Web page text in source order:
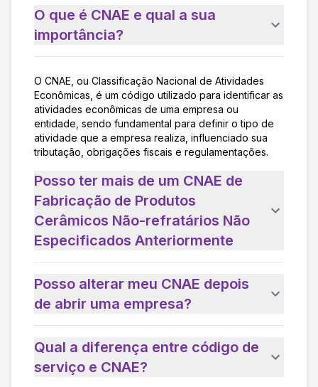
O que é CNAE e qual a sua
importância?
O CNAE, ou Classificação Nacional de Atividades
Econômicas, é um código utilizado para identificar as
atividades econômicas de uma empresa ou
entidade, sendo fundamental para definir o tipo de
atividade que a empresa realiza, influenciado sua
tributação, obrigações fiscais e regulamentações.
Posso ter mais de um CNAE de
Fabricação de Produtos
Cerâmicos Não-refratários Não
Especificados Anteriormente
Posso alterar meu CNAE depois
de abrir uma empresa?
Qual a diferença entre código de
serviço e CNAE?